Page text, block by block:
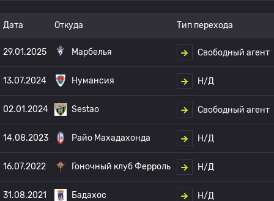
Дата Откуда Тип перехода
29.01.2025 Марбелья Свободный агент
13.07.2024 Нумансия Н/Д
02.01.2024 Sestao Свободный агент
14.08.2023 Райо Махадахонда Н/Д
16.07.2022 Гоночный клуб Ферроль Н/Д
31.08.2021 Бадахос Н/Д